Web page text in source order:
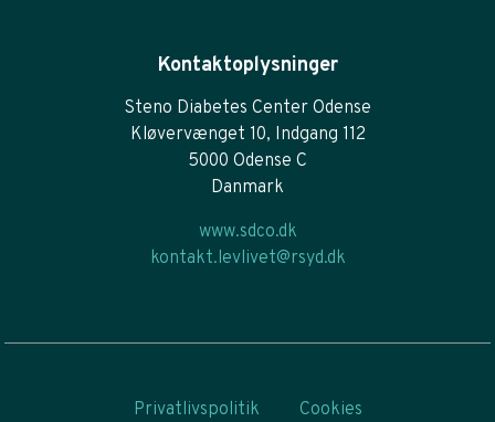
Kontaktoplysninger
Steno Diabetes Center Odense
Kløvervænget 10, Indgang 112
5000 Odense C
Danmark
www.sdco.dk
kontakt.levlivet@rsyd.dk
Privatlivspolitik Cookies